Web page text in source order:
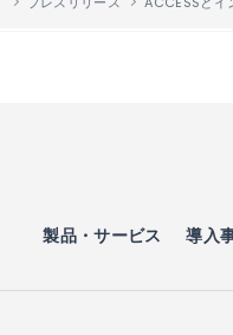
製品・サービス 導入